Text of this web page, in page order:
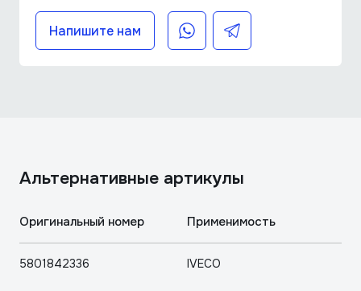
Напишите нам
Aльтернативные артикулы
Оригинальный номер Применимость
5801842336 IVECO